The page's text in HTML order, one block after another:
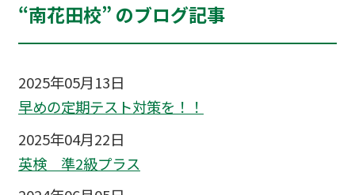
“南花田校” のブログ記事
2025年05月13日
早めの定期テスト対策を！！
2025年04月22日
英検 準2級プラス